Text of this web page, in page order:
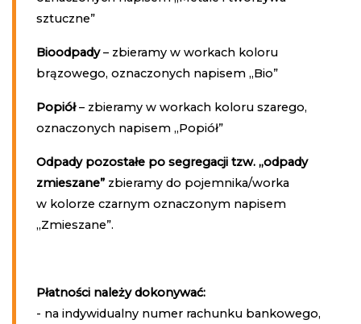
sztuczne”
Bioodpady– zbieramy w workach koloru
brązowego, oznaczonych napisem „Bio”
Popiół– zbieramy w workach koloru szarego,
oznaczonych napisem „Popiół”
Odpady pozostałe po segregacji tzw. „odpady
zmieszane” zbieramy do pojemnika/worka
w kolorze czarnym oznaczonym napisem
„Zmieszane”.
Płatności należy dokonywać:
- na indywidualny numer rachunku bankowego,